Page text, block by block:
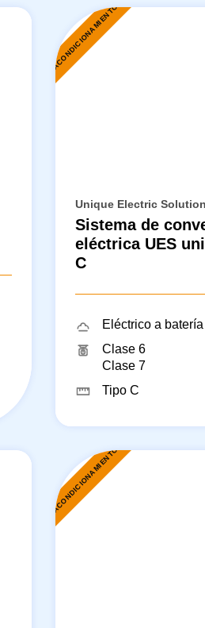
REACONDICIONAMIENTO
Unique Electric
Sistema de
eléctrica UES
C
Eléctrico a batería
Clase 6
Clase 7
Tipo C
REACONDICIONAMIENTO